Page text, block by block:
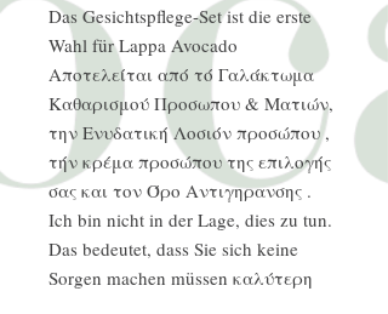
Das Gesichtspflege-Set ist die erste
Wahl für Lappa Avocado
Αποτελείται από τό Γαλάκτωμα
Καθαρισμού Προσωπου & Ματιών,
την Ενυδατική Λοσιόν προσώπου ,
τήν κρέμα προσώπου της επιλογής
σας και τον Όρο Αντιγηρανσης .
Ich bin nicht in der Lage, dies zu tun.
Das bedeutet, dass Sie sich keine
Sorgen machen müssen καλύτερη